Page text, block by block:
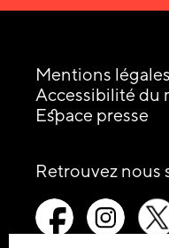
Mentions légales
Accessibilité du
Espace presse
Retrouvez nous
picto-
facebook
picto-